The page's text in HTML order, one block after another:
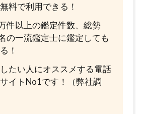
料で利用できる！
件以上の鑑定件数、総勢
の一流鑑定士に鑑定しても
！
たい人にオススメする電話
イトNo1です！（弊社調